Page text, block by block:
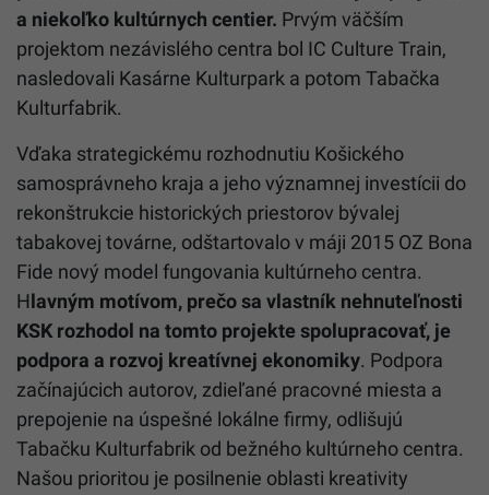
a niekoľko kultúrnych centier. Prvým väčším
projektom nezávislého centra bol IC Culture Train,
nasledovali Kasárne Kulturpark a potom Tabačka
Kulturfabrik.
Vďaka strategickému rozhodnutiu Košického
samosprávneho kraja a jeho významnej investícii do
rekonštrukcie historických priestorov bývalej
tabakovej továrne, odštartovalo v máji 2015 OZ Bona
Fide nový model fungovania kultúrneho centra.
Hlavným motívom, prečo sa vlastník nehnuteľnosti
KSK rozhodol na tomto projekte spolupracovať, je
podpora a rozvoj kreatívnej ekonomiky. Podpora
začínajúcich autorov, zdieľané pracovné miesta a
prepojenie na úspešné lokálne firmy, odlišujú
Tabačku Kulturfabrik od bežného kultúrneho centra.
Našou prioritou je posilnenie oblasti kreativity